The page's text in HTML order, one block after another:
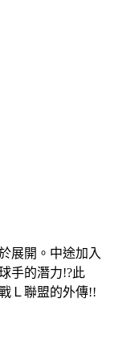
展開。中途加入
手的潛力!?此
Ｌ聯盟的外傳!!